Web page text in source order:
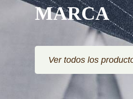
MARCA
Ver todos los